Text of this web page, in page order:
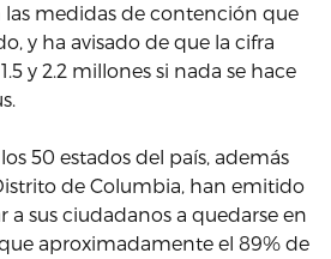
medidas de contención que
y ha avisado de que la cifra
y 2.2 millones si nada se hace
50 estados del país, además
de Columbia, han emitido
a sus ciudadanos a quedarse en
aproximadamente el 89% de